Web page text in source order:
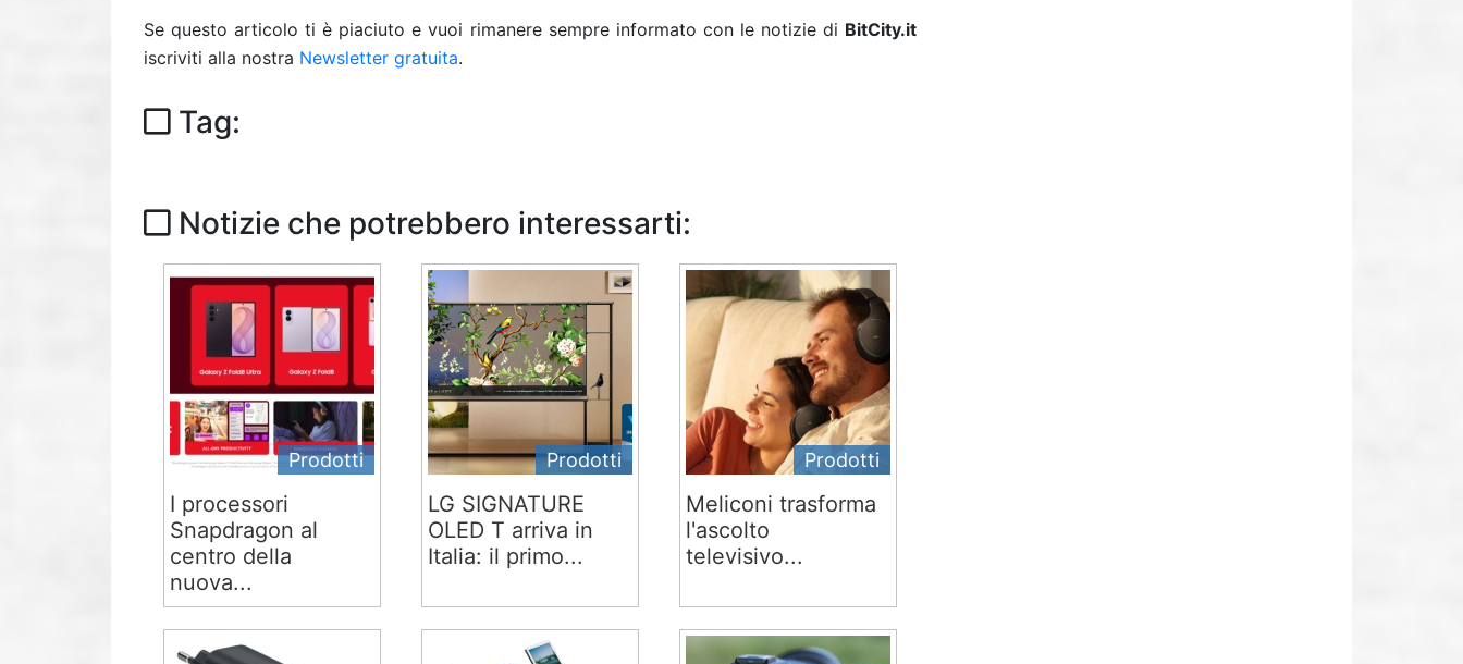
Se questo articolo ti è piaciuto e vuoi rimanere sempre informato con le notizie di BitCity.it
iscriviti alla nostra Newsletter gratuita.
Tag:
Notizie che potrebbero interessarti:
Prodotti
I processori
Snapdragon al
centro della
nuova...
Prodotti
LG SIGNATURE
OLED T arriva in
Italia: il primo...
Prodotti
Meliconi trasforma
l'ascolto
televisivo...